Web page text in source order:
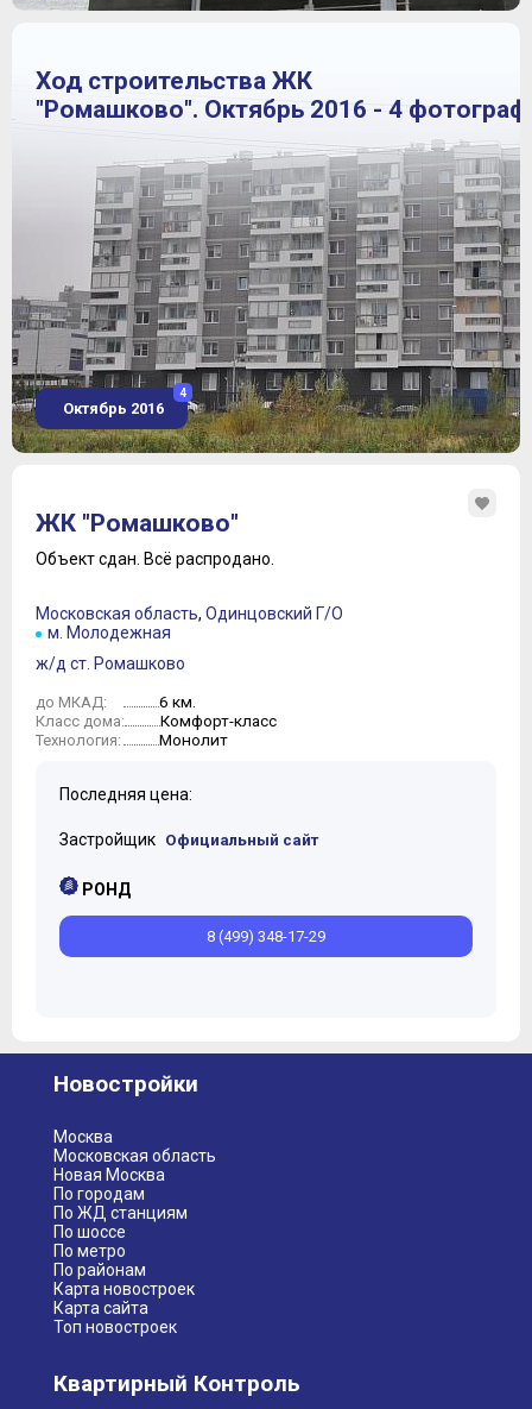
Ход строительства ЖК
"Ромашково". Октябрь 2016 - 4
Октябрь 2016
4
ЖК "Ромашково"
Объект сдан. Всё распродано.
Московская область, Одинцовский Г/О
м. Молодежная
ж/д ст. Ромашково
до МКАД: 6 км.
Класс дома: Комфорт-класс
Технология: Монолит
Последняя цена:
Застройщик Официальный сайт
РОНД
8 (499) 348-17-29
Новостройки
Москва
Московская область
Новая Москва
По городам
По ЖД станциям
По шоссе
По метро
По районам
Карта новостроек
Карта сайта
Топ новостроек
Квартирный Контроль